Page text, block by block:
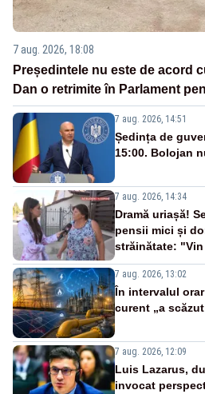
7 aug. 2026, 18:08
Președintele nu este de acord
Dan o retrimite în Parlament
7 aug. 2026, 14:51
Ședința de
15:00. Bolojan
7 aug. 2026, 14:34
Dramă uriașă!
pensii mici și
străinătate:
7 aug. 2026, 13:02
În intervalul
curent „a
7 aug. 2026, 12:09
Luis Lazarus,
invocat